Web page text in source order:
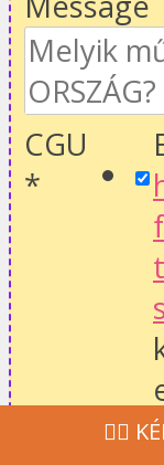
CGU
*
‍👩‍⚕